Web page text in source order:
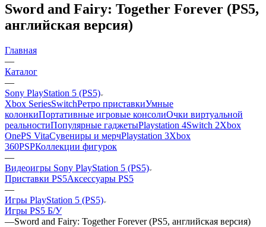
Sword and Fairy: Together Forever (PS5,
английская версия)
Главная
—
Каталог
—
Sony PlayStation 5 (PS5)
Xbox SeriesSwitchРетро приставкиУмные
колонкиПортативные игровые консолиОчки виртуальной
реальностиПопулярные гаджетыPlaystation 4Switch 2Xbox
OnePS VitaСувениры и мерчPlaystation 3Xbox
360PSPКоллекции фигурок
—
Видеоигры Sony PlayStation 5 (PS5)
Приставки PS5Аксессуары PS5
—
Игры PlayStation 5 (PS5)
Игры PS5 Б/У
—Sword and Fairy: Together Forever (PS5, английская версия)